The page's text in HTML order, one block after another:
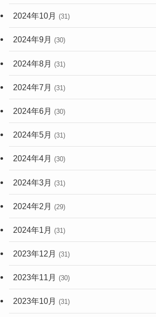
2024年10月 (31)
2024年9月 (30)
2024年8月 (31)
2024年7月 (31)
2024年6月 (30)
2024年5月 (31)
2024年4月 (30)
2024年3月 (31)
2024年2月 (29)
2024年1月 (31)
2023年12月 (31)
2023年11月 (30)
2023年10月 (31)